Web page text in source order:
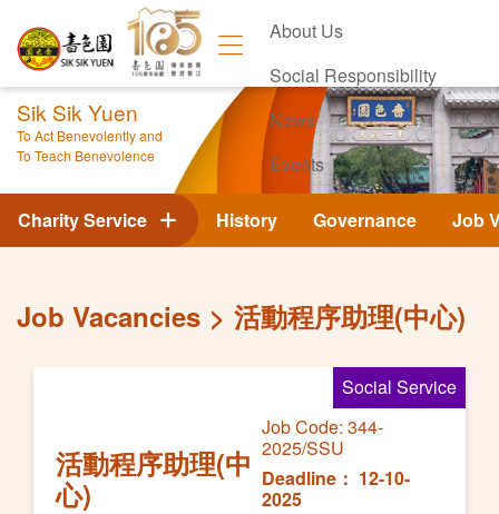
About Us
Social Responsibility
News
Events
Contact Us
Sik Sik Yuen
To Act Benevolently and
To Teach Benevolence
History Governance Job
Charity Service
Job Vacancies 活動程序助理(中心)
Social Service
活動程序助理(中
心)
Job Code: 344-
2025/SSU
Deadline： 12-10-
2025